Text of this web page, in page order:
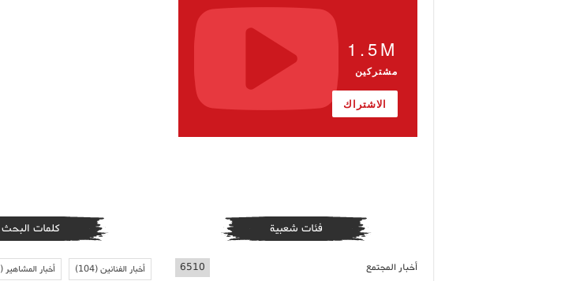
1.5M
مشتركين
الاشتراك
فئات شعبية
أخبار المجتمع 6510
كلمات البحث
أخبار الفنانين(104) أخبار المشاهير(118)